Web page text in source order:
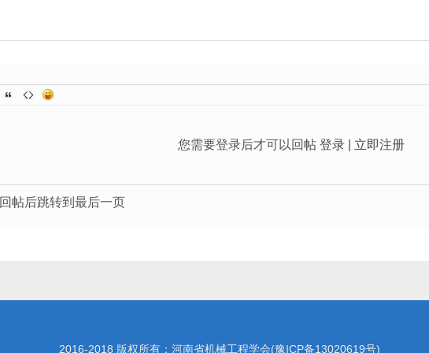
您需要登录后才可以回帖 登录| 立即注册
回帖后跳转到最后一页
2016-2018 版权所有：河南省机械工程学会(豫ICP备13020619号)